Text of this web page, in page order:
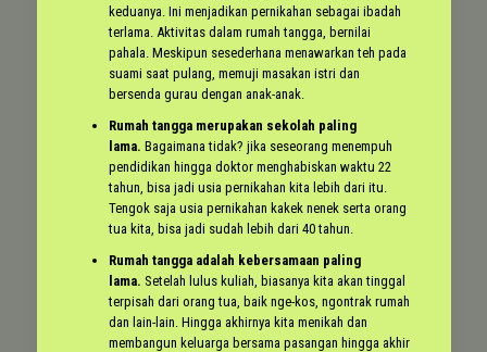
keduanya. Ini menjadikan pernikahan sebagai ibadah
terlama. Aktivitas dalam rumah tangga, bernilai
pahala. Meskipun sesederhana menawarkan teh pada
suami saat pulang, memuji masakan istri dan
bersenda gurau dengan anak-anak.
Rumah tangga merupakan sekolah paling
lama. Bagaimana tidak? jika seseorang menempuh
pendidikan hingga doktor menghabiskan waktu 22
tahun, bisa jadi usia pernikahan kita lebih dari itu.
Tengok saja usia pernikahan kakek nenek serta orang
tua kita, bisa jadi sudah lebih dari 40 tahun.
Rumah tangga adalah kebersamaan paling
lama. Setelah lulus kuliah, biasanya kita akan tinggal
terpisah dari orang tua, baik nge-kos, ngontrak rumah
dan lain-lain. Hingga akhirnya kita menikah dan
membangun keluarga bersama pasangan hingga akhir